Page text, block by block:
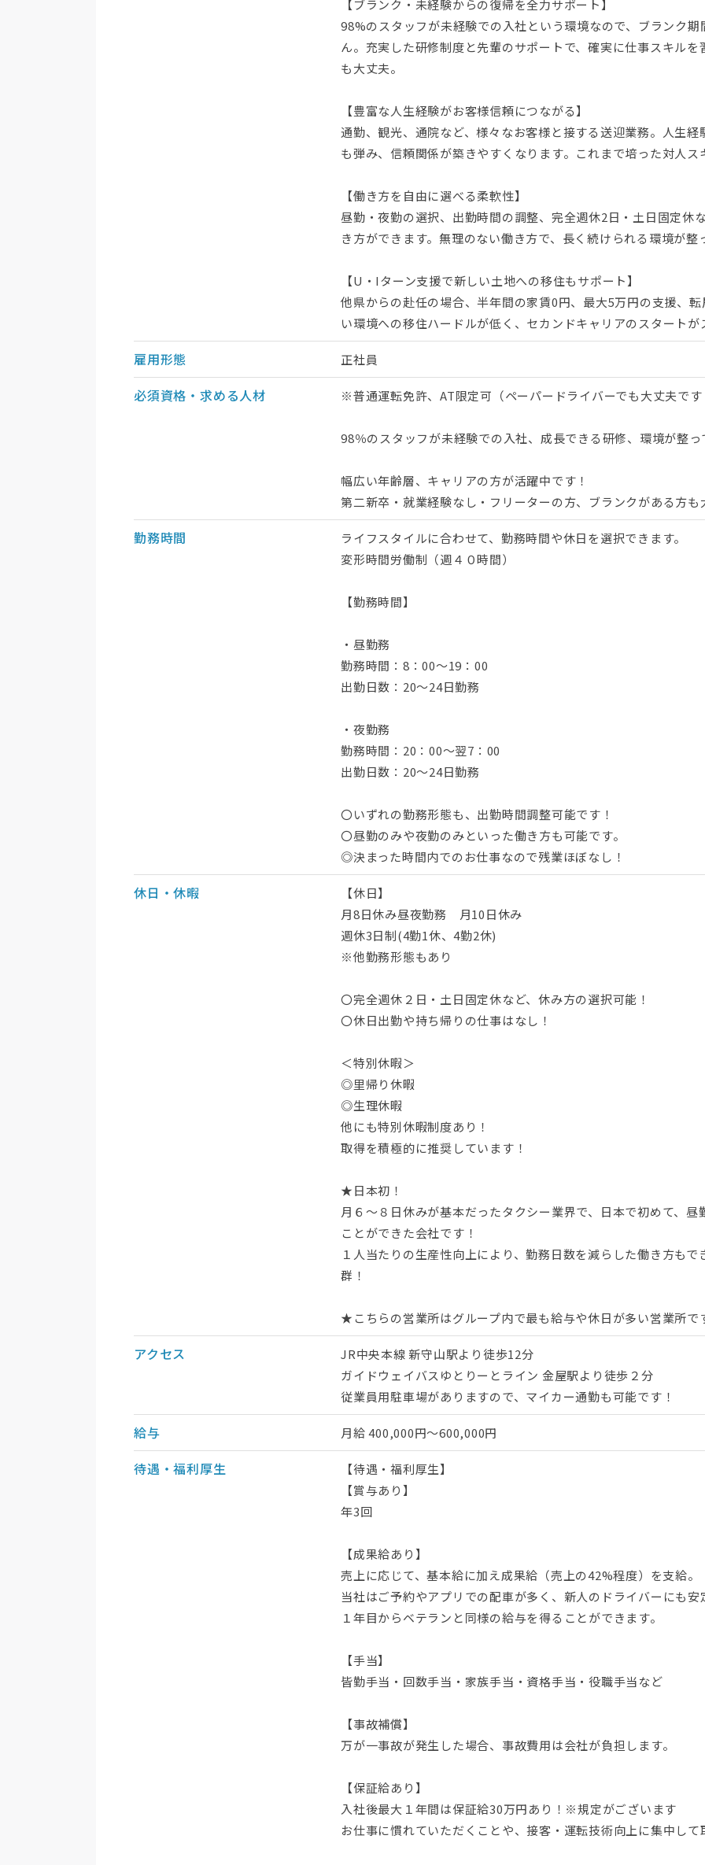
【ブランク・未経験からの復帰を全力サポート】
98%のスタッフが未経験での入社という環境なので、ブランク
ん。充実した研修制度と先輩のサポートで、確実に仕事スキル
も大丈夫。
【豊富な人生経験がお客様信頼につながる】
通勤、観光、通院など、様々なお客様と接する送迎業務。人生
も弾み、信頼関係が築きやすくなります。これまで培った対人
【働き方を自由に選べる柔軟性】
昼勤・夜勤の選択、出勤時間の調整、完全週休2日・土日固定休
き方ができます。無理のない働き方で、長く続けられる環境が整
【U・Iターン支援で新しい土地への移住もサポート】
他県からの赴任の場合、半年間の家賃0円、最大5万円の支援、
い環境への移住ハードルが低く、セカンドキャリアのスタートが
雇用形態 正社員
必須資格・求める人材 ※普通運転免許、AT限定可（ペーパードライバーでも大丈夫で
98％のスタッフが未経験での入社、成長できる研修、環境が整っ
幅広い年齢層、キャリアの方が活躍中です！
第二新卒・就業経験なし・フリーターの方、ブランクがある方も
勤務時間
ライフスタイルに合わせて、勤務時間や休日を選択できます。
変形時間労働制（週４０時間）
【勤務時間】
・昼勤務
勤務時間：8：00～19：00
出勤日数：20～24日勤務
・夜勤務
勤務時間：20：00～翌7：00
出勤日数：20～24日勤務
〇いずれの勤務形態も、出勤時間調整可能です！
〇昼勤のみや夜勤のみといった働き方も可能です。
◎決まった時間内でのお仕事なので残業ほぼなし！
休日・休暇
【休日】
月8日休み昼夜勤務 月10日休み
週休3日制(4勤1休、4勤2休)
※他勤務形態もあり
〇完全週休２日・土日固定休など、休み方の選択可能！
〇休日出勤や持ち帰りの仕事はなし！
＜特別休暇＞
◎里帰り休暇
◎生理休暇
他にも特別休暇制度あり！
取得を積極的に推奨しています！
★日本初！
月６～８日休みが基本だったタクシー業界で、日本で初めて、
ことができた会社です！
１人当たりの生産性向上により、勤務日数を減らした働き方も
群！
★こちらの営業所はグループ内で最も給与や休日が多い営業所
アクセス
JR中央本線 新守山駅より徒歩12分
ガイドウェイバスゆとりーとライン 金屋駅より徒歩２分
従業員用駐車場がありますので、マイカー通勤も可能です！
給与 月給400,000円～600,000円
待遇・福利厚生
【待遇・福利厚生】
【賞与あり】
年3回
【成果給あり】
売上に応じて、基本給に加え成果給（売上の42%程度）を支給。
当社はご予約やアプリでの配車が多く、新人のドライバーにも
１年目からベテランと同様の給与を得ることができます。
【手当】
皆勤手当・回数手当・家族手当・資格手当・役職手当など
【事故補償】
万が一事故が発生した場合、事故費用は会社が負担します。
【保証給あり】
入社後最大１年間は保証給30万円あり！※規定がございます
お仕事に慣れていただくことや、接客・運転技術向上に集中し